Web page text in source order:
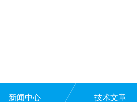
新闻中心 技术文章